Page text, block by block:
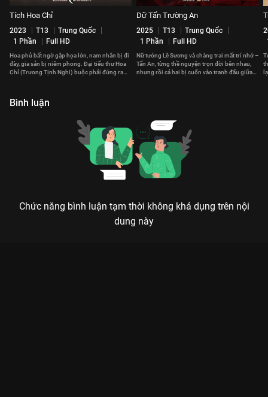
Tích Hoa Chỉ
2023 T13
Trung Quốc
1 Phần
Full HD
Hoa phủ bất ngờ gặp họa lớn, nam nhân bị đi
đày, gia sản bị niêm phong. Đại tiểu thư Hoa
Chỉ (Trương Tịnh Nghi) buộc phải đứng ra
Dữ Tấn Trường An
2025 T13
Trung Quốc
1 Phần
Full HD
Nữ tướng Lê Sương và chàng trai mất trí nhớ –
Tấn An, từng thề nguyện trọn đời bên nhau,
nhưng rồi cả hai bị cuốn vào tranh đấu giữa
Bình luận
Chức năng bình luận tạm thời không khả dụng trên nội
dung này